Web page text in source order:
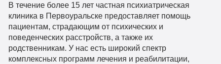
В течение более 15 лет частная психиатрическая
клиника в Первоуральске предоставляет помощь
пациентам, страдающим от психических и
поведенческих расстройств, а также их
родственникам. У нас есть широкий спектр
комплексных программ лечения и реабилитации,